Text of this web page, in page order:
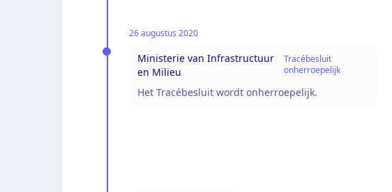
26 augustus 2020
Ministerie van Infrastructuur
en Milieu
Tracébesluit
onherroepelijk
Het Tracébesluit wordt onherroepelijk.